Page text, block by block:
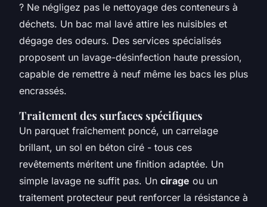
? Ne négligez pas le nettoyage des conteneurs à
déchets. Un bac mal lavé attire les nuisibles et
dégage des odeurs. Des services spécialisés
proposent un lavage-désinfection haute pression,
capable de remettre à neuf même les bacs les plus
encrassés.
Traitement des surfaces spécifiques
Un parquet fraîchement poncé, un carrelage
brillant, un sol en béton ciré - tous ces
revêtements méritent une finition adaptée. Un
simple lavage ne suffit pas. Un cirage ou un
traitement protecteur peut renforcer la résistance à